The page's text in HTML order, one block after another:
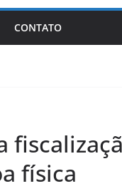
CONTATO
física